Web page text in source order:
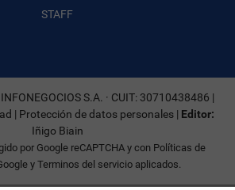
STAFF
INFONEGOCIOS S.A. · CUIT: 30710438486 |
| Protección de datos personales| Editor:
Iñigo Biain
por Google reCAPTCHA y con Políticas de
y Terminos del servicioaplicados.